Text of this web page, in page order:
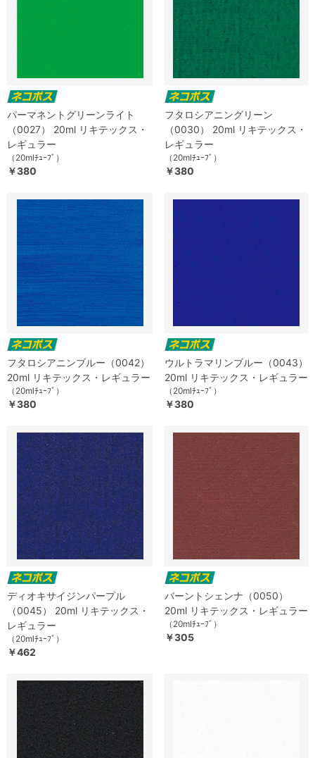
パーマネントグリーンライト
（0027） 20ml リキテックス・
レギュラー
（20mlﾁｭｰﾌﾞ）
￥380
フタロシアニングリーン
（0030） 20ml リキテックス・
レギュラー
（20mlﾁｭｰﾌﾞ）
￥380
フタロシアニンブルー（0042）
20ml リキテックス・レギュラー
（20mlﾁｭｰﾌﾞ）
￥380
ウルトラマリンブルー（0043）
20ml リキテックス・レギュラー
（20mlﾁｭｰﾌﾞ）
￥380
ディオキサイジンパープル
（0045） 20ml リキテックス・
レギュラー
（20mlﾁｭｰﾌﾞ）
￥462
バーントシェンナ（0050）
20ml リキテックス・レギュラー
（20mlﾁｭｰﾌﾞ）
￥305